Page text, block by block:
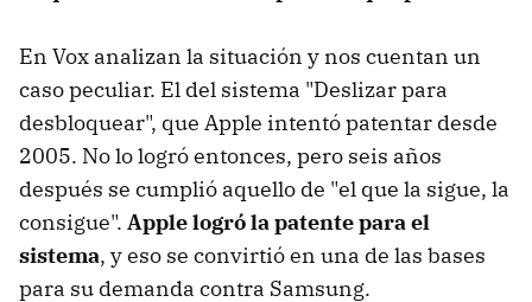
En Vox analizan la situación y nos cuentan un
caso peculiar. El del sistema "Deslizar para
desbloquear", que Apple intentó patentar desde
2005. No lo logró entonces, pero seis años
después se cumplió aquello de "el que la sigue, la
consigue". Apple logró la patente para el
sistema, y eso se convirtió en una de las bases
para su demanda contra Samsung.